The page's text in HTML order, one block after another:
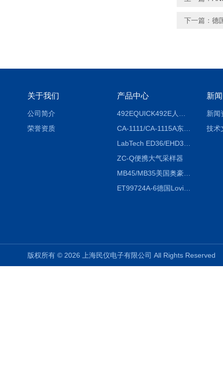
下一篇： 德
关于我们
公司简介
荣誉资质
产品中心
CA-1111/CA-1115A东京理化EYELA CA-1111/CA-1115A冷却水循环装置
ZC-Q便携大气采样器
MB45/MB35美国奥豪斯OHAUS MB45/MB35卤素红外水分测定仪
ET99724A-6德国Lovibond ET99724A-6微电脑BOD测定仪
新
新闻
技术
版权所有 © 2026 上海民仪电子有限公司 All Rights